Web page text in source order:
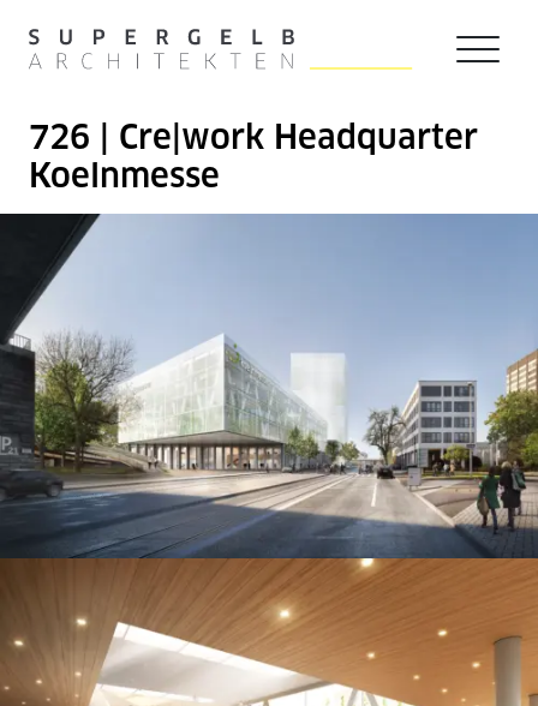
Zur Startseite navigieren
726 | Cre|work Headquarter
Koelnmesse